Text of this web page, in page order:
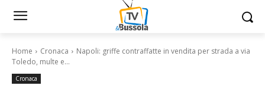
Home Cronaca
Napoli: griffe contraffatte in vendita per strada a via
Toledo, multe e...
Cronaca